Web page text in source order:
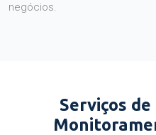
negócios.
Serviços